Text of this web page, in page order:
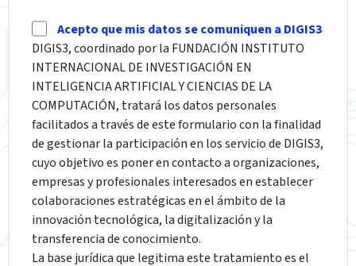
Acepto que mis datos se comuniquen a DIGIS3
DIGIS3, coordinado por la FUNDACIÓN INSTITUTO
INTERNACIONAL DE INVESTIGACIÓN EN
INTELIGENCIA ARTIFICIAL Y CIENCIAS DE LA
COMPUTACIÓN, tratará los datos personales
facilitados a través de este formulario con la finalidad
de gestionar la participación en los servicio de DIGIS3,
cuyo objetivo es poner en contacto a organizaciones,
empresas y profesionales interesados en establecer
colaboraciones estratégicas en el ámbito de la
innovación tecnológica, la digitalización y la
transferencia de conocimiento.
La base jurídica que legitima este tratamiento es el